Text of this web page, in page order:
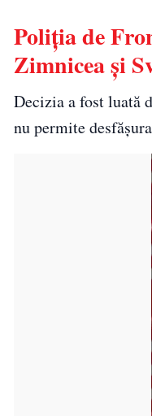
Poliția de
Zimnicea și
Decizia a fost luată
nu permite